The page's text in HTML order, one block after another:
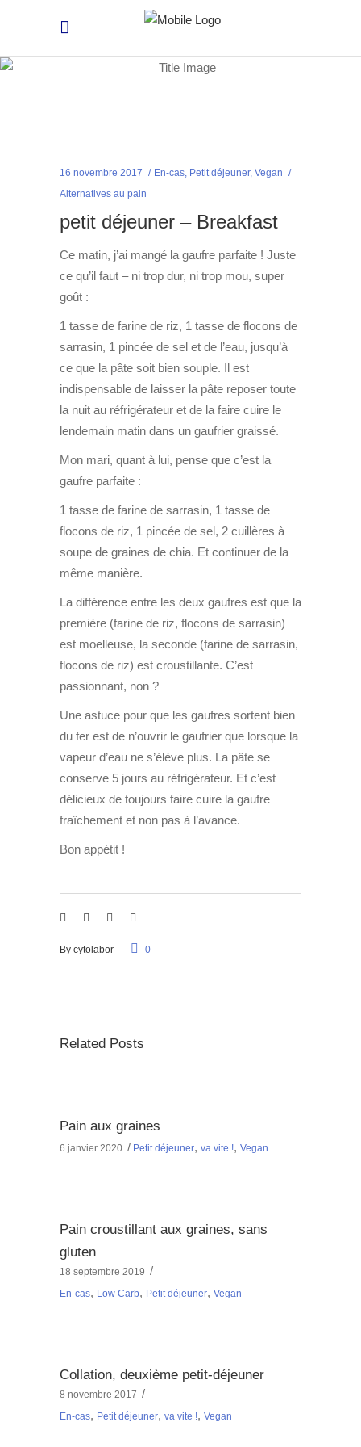
16 novembre 2017 En-cas, Petit déjeuner, Vegan
Alternatives au pain
petit déjeuner – Breakfast
Ce matin, j’ai mangé la gaufre parfaite ! Juste
ce qu’il faut – ni trop dur, ni trop mou, super
goût :
1 tasse de farine de riz, 1 tasse de flocons de
sarrasin, 1 pincée de sel et de l’eau, jusqu’à
ce que la pâte soit bien souple. Il est
indispensable de laisser la pâte reposer toute
la nuit au réfrigérateur et de la faire cuire le
lendemain matin dans un gaufrier graissé.
Mon mari, quant à lui, pense que c’est la
gaufre parfaite :
1 tasse de farine de sarrasin, 1 tasse de
flocons de riz, 1 pincée de sel, 2 cuillères à
soupe de graines de chia. Et continuer de la
même manière.
La différence entre les deux gaufres est que la
première (farine de riz, flocons de sarrasin)
est moelleuse, la seconde (farine de sarrasin,
flocons de riz) est croustillante. C’est
passionnant, non ?
Une astuce pour que les gaufres sortent bien
du fer est de n’ouvrir le gaufrier que lorsque la
vapeur d’eau ne s’élève plus. La pâte se
conserve 5 jours au réfrigérateur. Et c’est
délicieux de toujours faire cuire la gaufre
fraîchement et non pas à l’avance.
Bon appétit !
By cytolabor 0
Related Posts
Pain aux graines
6 janvier 2020 Petit déjeuner, va vite !, Vegan
Pain croustillant aux graines, sans
gluten
18 septembre 2019
En-cas, Low Carb, Petit déjeuner, Vegan
Collation, deuxième petit-déjeuner
8 novembre 2017
En-cas, Petit déjeuner, va vite !, Vegan